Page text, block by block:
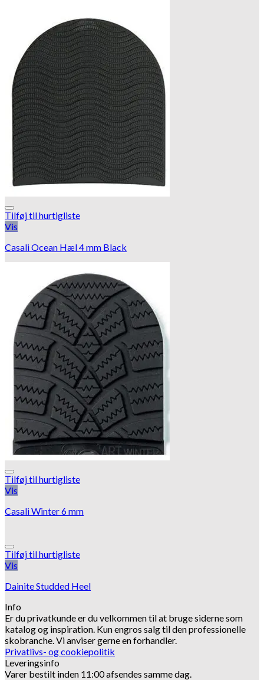
Tilføj til hurtigliste
Vis
Casali Ocean Hæl 4 mm Black
Tilføj til hurtigliste
Vis
Casali Winter 6 mm
Tilføj til hurtigliste
Vis
Dainite Studded Heel
Info
Er du privatkunde er du velkommen til at bruge siderne som
katalog og inspiration. Kun engros salg til den professionelle
skobranche.Vi anviser gerne en forhandler.
Privatlivs- og cookiepolitik
Leveringsinfo
Varer bestilt inden 11:00 afsendes samme dag.